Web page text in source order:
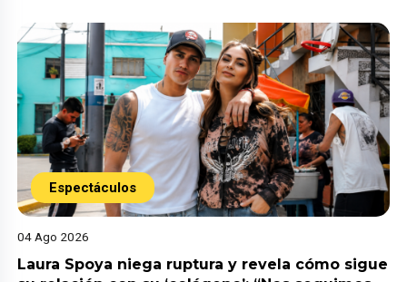
Espectáculos
04 Ago 2026
Laura Spoya niega ruptura y revela cómo sigue